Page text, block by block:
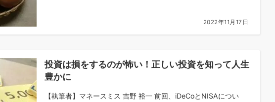
2022年11月17日
投資は損をするのが怖い！正しい投資を知って人生
豊かに
【執筆者】マネースミス 吉野 裕一 前回、iDeCoとNISAについ